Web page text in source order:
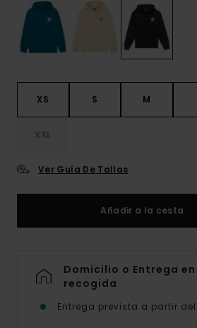
XS S M
XXL
Ver Guía De Tallas
Añadir a la cesta
Domicilio o Entrega
recogida
Entrega prevista a partir del